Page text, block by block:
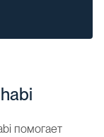
помогает